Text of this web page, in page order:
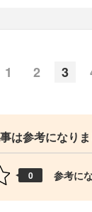
1 2 3
は参考になり
0 参考に